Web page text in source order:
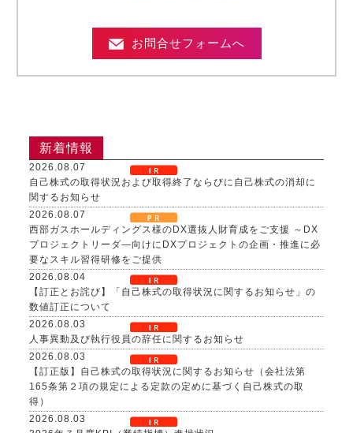
お問合せフォームへ
新着情報
2026.08.07
自己株式の取得状況および取得終了ならびに自己株式の消却に
関するお知らせ
2026.08.07
西部ガスホールディングス様のDX選抜人財育成をご支援 ～DX
プロジェクトリーダ―向けにDXプロジェクトの企画・推進に必
要なスキル習得研修をご提供
2026.08.04
【訂正とお詫び】「自己株式の取得状況に関するお知らせ」の
数値訂正について
2026.08.03
人事異動及び執行役員の辞任に関するお知らせ
2026.08.03
【訂正版】自己株式の取得状況に関するお知らせ（会社法第
165条第２項の規定による定款の定めに基づく自己株式の取
得）
2026.08.03